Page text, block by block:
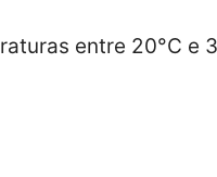
entre 20°C e